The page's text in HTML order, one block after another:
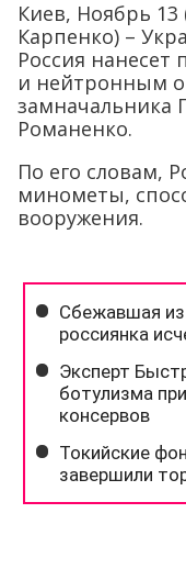
Киев, Ноябрь
Карпенко) –
Россия
и нейтронным
замначальника
Романенко.
По его словам,
минометы,
вооружения.